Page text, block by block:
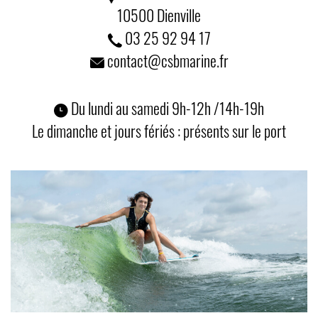
10500 Dienville
03 25 92 94 17
contact@csbmarine.fr
Du lundi au samedi 9h-12h /14h-19h
Le dimanche et jours fériés : présents sur le port